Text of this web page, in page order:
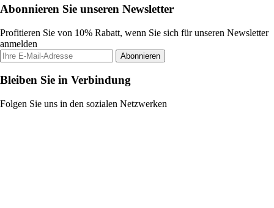
Abonnieren Sie unseren Newsletter
Profitieren Sie von 10% Rabatt, wenn Sie sich für unseren Newsletter
anmelden
Abonnieren
Bleiben Sie in Verbindung
Folgen Sie uns in den sozialen Netzwerken